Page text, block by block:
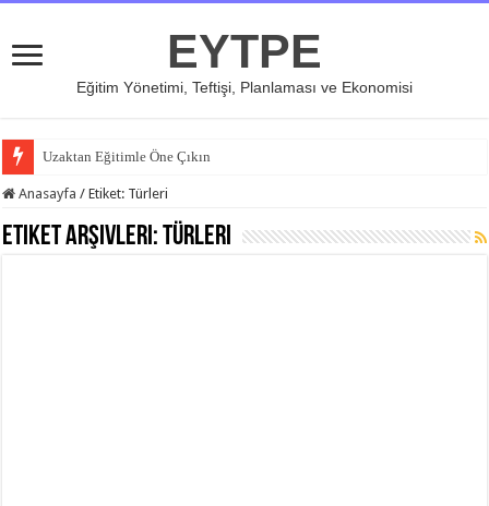
EYTPE
Eğitim Yönetimi, Teftişi, Planlaması ve Ekonomisi
Uzaktan Eğitimle Öne Çıkın
Anasayfa / Etiket: Türleri
Etiket Arşivleri:Türleri